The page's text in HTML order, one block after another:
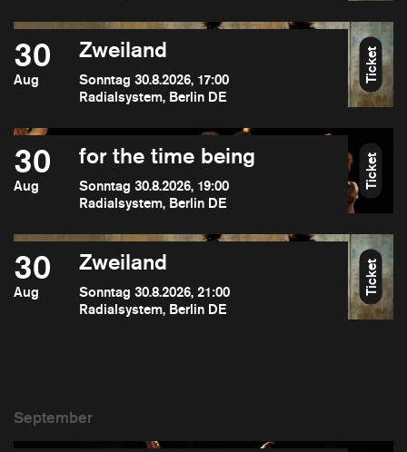
30
Aug
Zweiland
Sonntag 30.8.2026, 17:00
Radialsystem, Berlin DE
Ticket
30
Aug
for the time being
Sonntag 30.8.2026, 19:00
Radialsystem, Berlin DE
Ticket
30
Aug
Zweiland
Sonntag 30.8.2026, 21:00
Radialsystem, Berlin DE
Ticket